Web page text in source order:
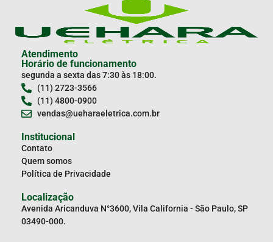
Atendimento
Horário de funcionamento
segunda a sexta das 7:30 às 18:00.
(11) 2723-3566
(11) 4800-0900
vendas@ueharaeletrica.com.br
Institucional
Contato
Quem somos
Política de Privacidade
Localização
Avenida Aricanduva N°3600, Vila California - São Paulo, SP
03490-000.